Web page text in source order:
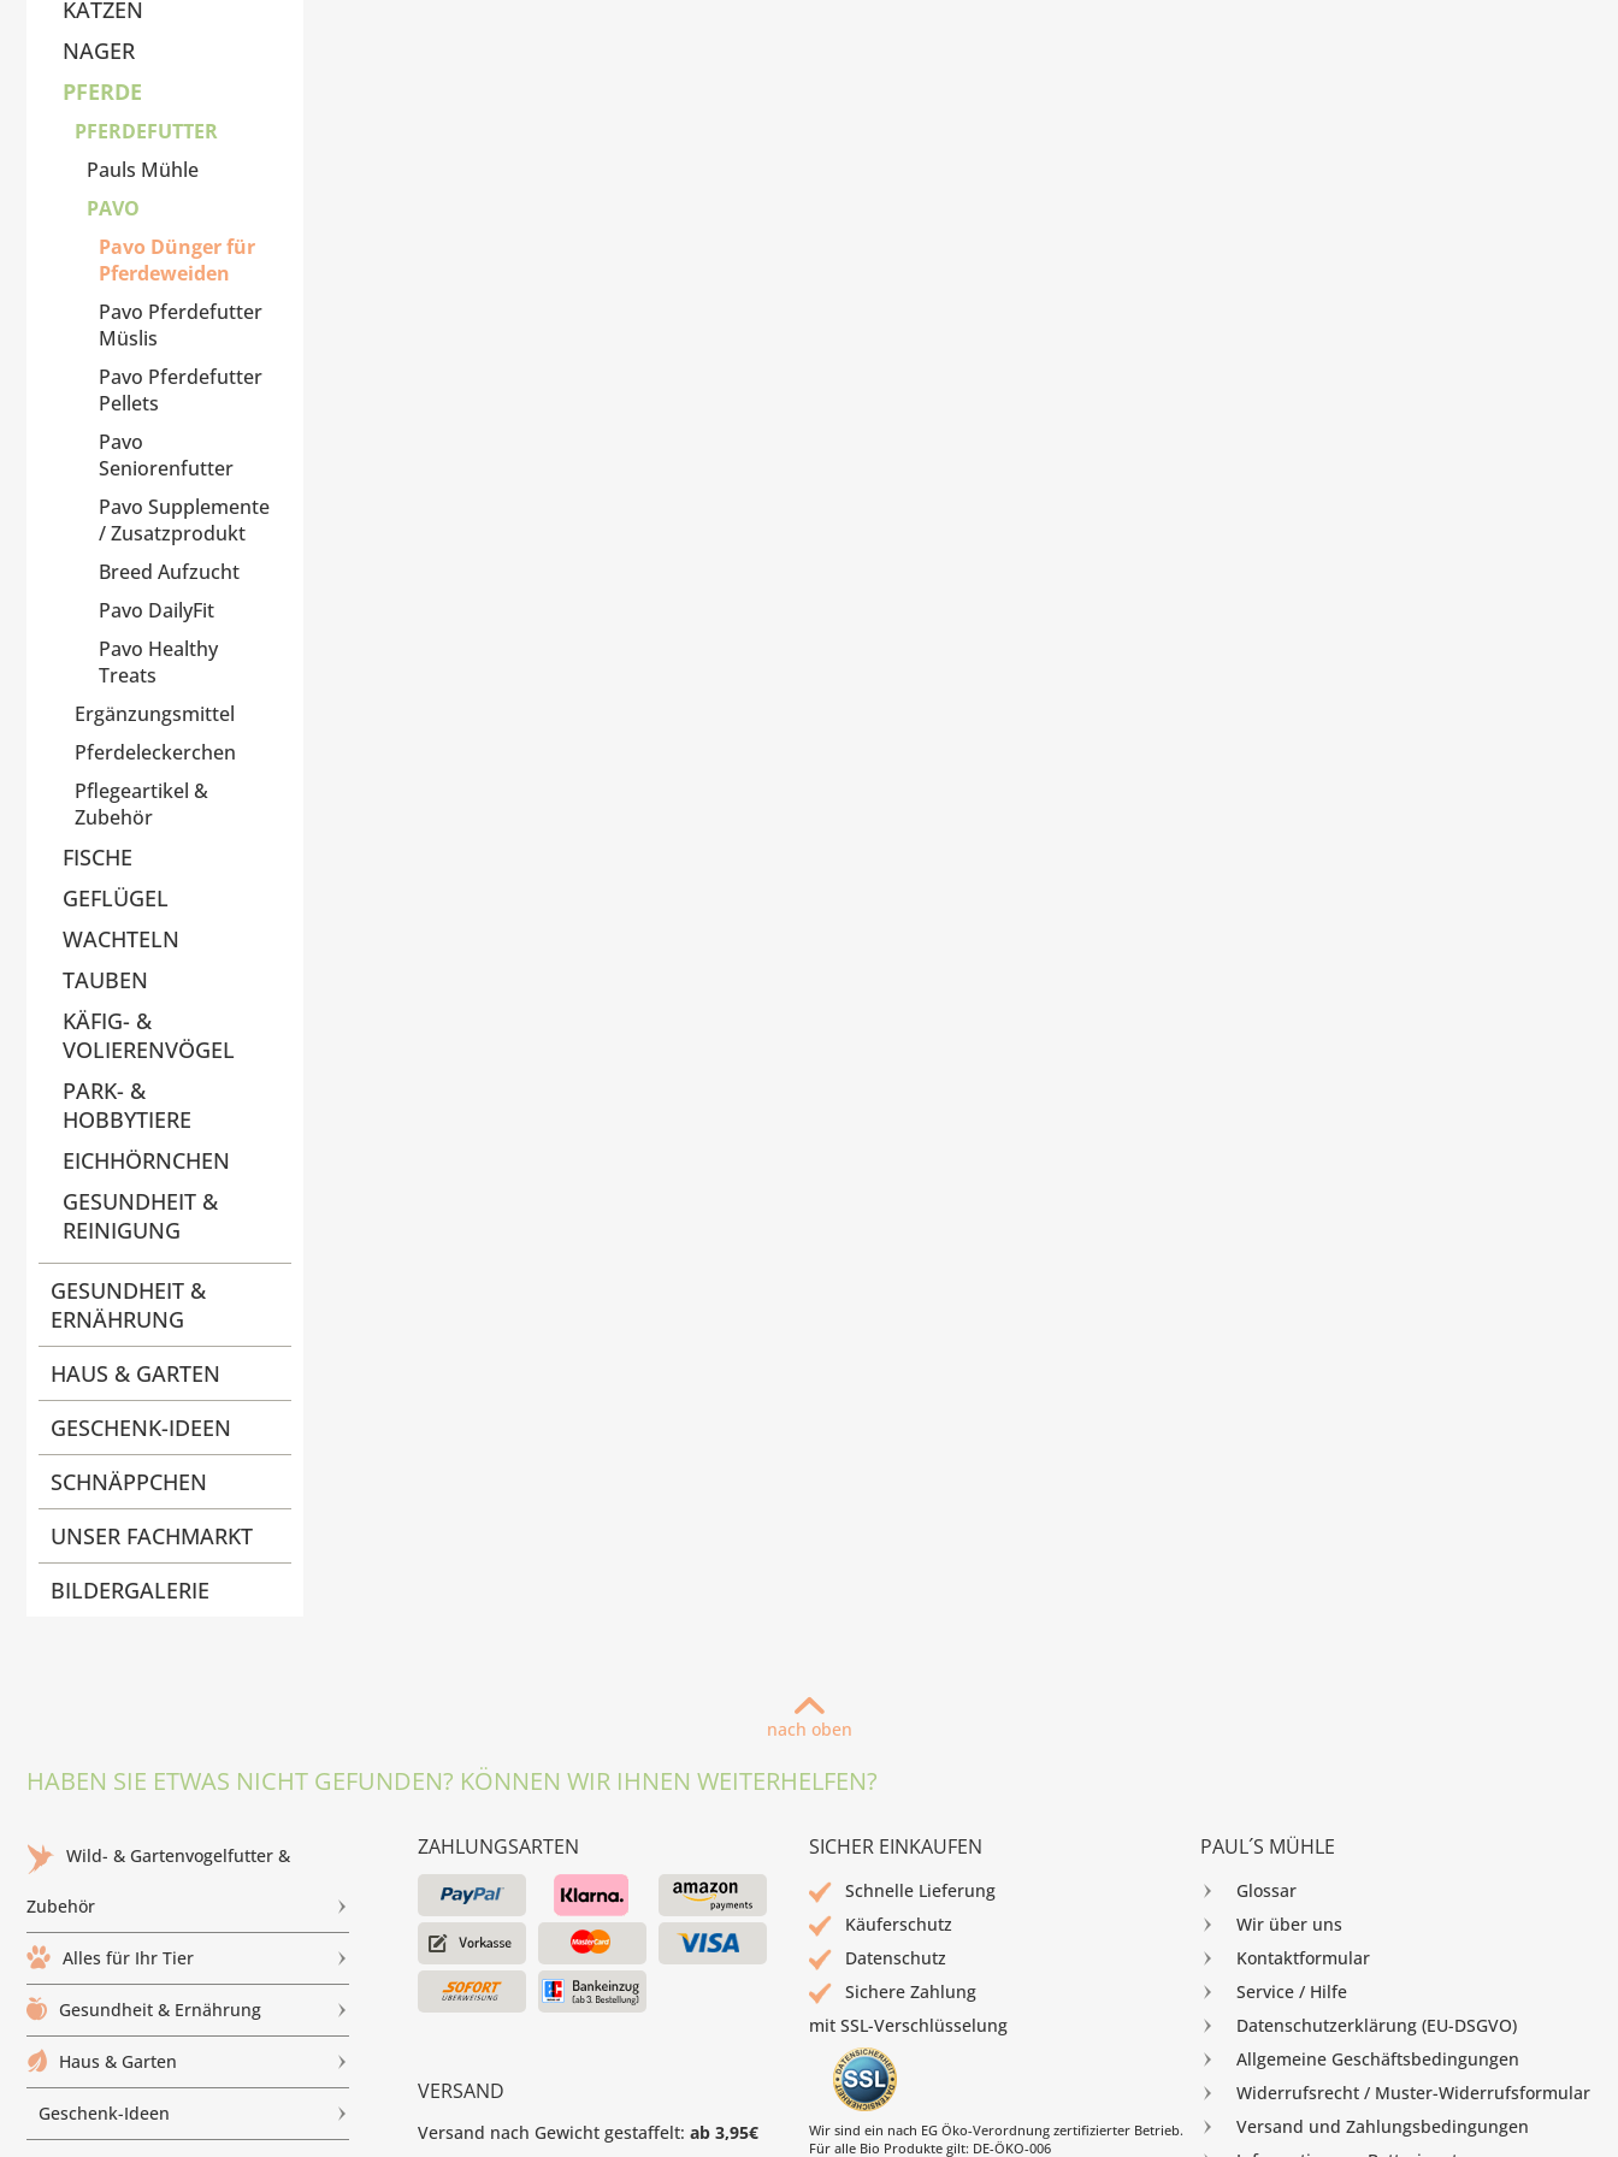
KATZEN
NAGER
PFERDE
PFERDEFUTTER
Pauls Mühle
PAVO
Pavo Dünger für
Pferdeweiden
Pavo Pferdefutter
Müslis
Pavo Pferdefutter
Pellets
Pavo
Seniorenfutter
Pavo Supplemente
/ Zusatzprodukt
Breed Aufzucht
Pavo DailyFit
Pavo Healthy
Treats
Ergänzungsmittel
Pferdeleckerchen
Pflegeartikel &
Zubehör
FISCHE
GEFLÜGEL
WACHTELN
TAUBEN
KÄFIG- &
VOLIERENVÖGEL
PARK- &
HOBBYTIERE
EICHHÖRNCHEN
GESUNDHEIT &
REINIGUNG
GESUNDHEIT &
ERNÄHRUNG
HAUS & GARTEN
GESCHENK-IDEEN
SCHNÄPPCHEN
UNSER FACHMARKT
BILDERGALERIE
nach oben
HABEN SIE ETWAS NICHT GEFUNDEN? KÖNNEN WIR IHNEN WEITERHELFEN?
Wild- & Gartenvogelfutter &
Zubehör
Alles für Ihr Tier
Gesundheit & Ernährung
Haus & Garten
Geschenk-Ideen
ZAHLUNGSARTEN
VERSAND
Versand nach Gewicht gestaffelt: ab 3,95€
SICHER EINKAUFEN
Schnelle Lieferung
Käuferschutz
Datenschutz
Sichere Zahlung
mit SSL-Verschlüsselung
Wir sind ein nach EG Öko-Verordnung zertifizierter Betrieb.
Für alle Bio Produkte gilt: DE-ÖKO-006
PAUL´S MÜHLE
Glossar
Wir über uns
Kontaktformular
Service / Hilfe
Datenschutzerklärung (EU-DSGVO)
Allgemeine Geschäftsbedingungen
Widerrufsrecht / Muster-Widerrufsformular
Versand und Zahlungsbedingungen